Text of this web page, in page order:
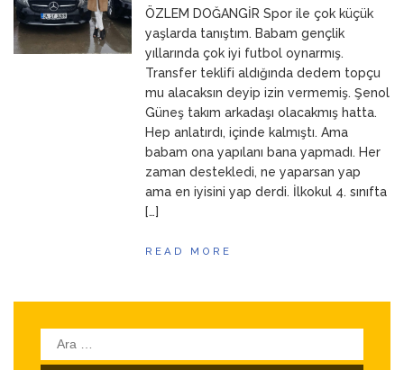
23 Mart 2026 ANNEMÖZLEM DOĞANGİR Spor ile çok küçük
yaşlarda tanıştım. Babam gençlik
yıllarında çok iyi futbol oynarmış.
Transfer teklifi aldığında dedem topçu
mu alacaksın deyip izin vermemiş. Şenol
Güneş takım arkadaşı olacakmış hatta.
Hep anlatırdı, içinde kalmıştı. Ama
babam ona yapılanı bana yapmadı. Her
zaman destekledi, ne yaparsan yap
ama en iyisini yap derdi. İlkokul 4. sınıfta
[…]
READ MORE
Arama: